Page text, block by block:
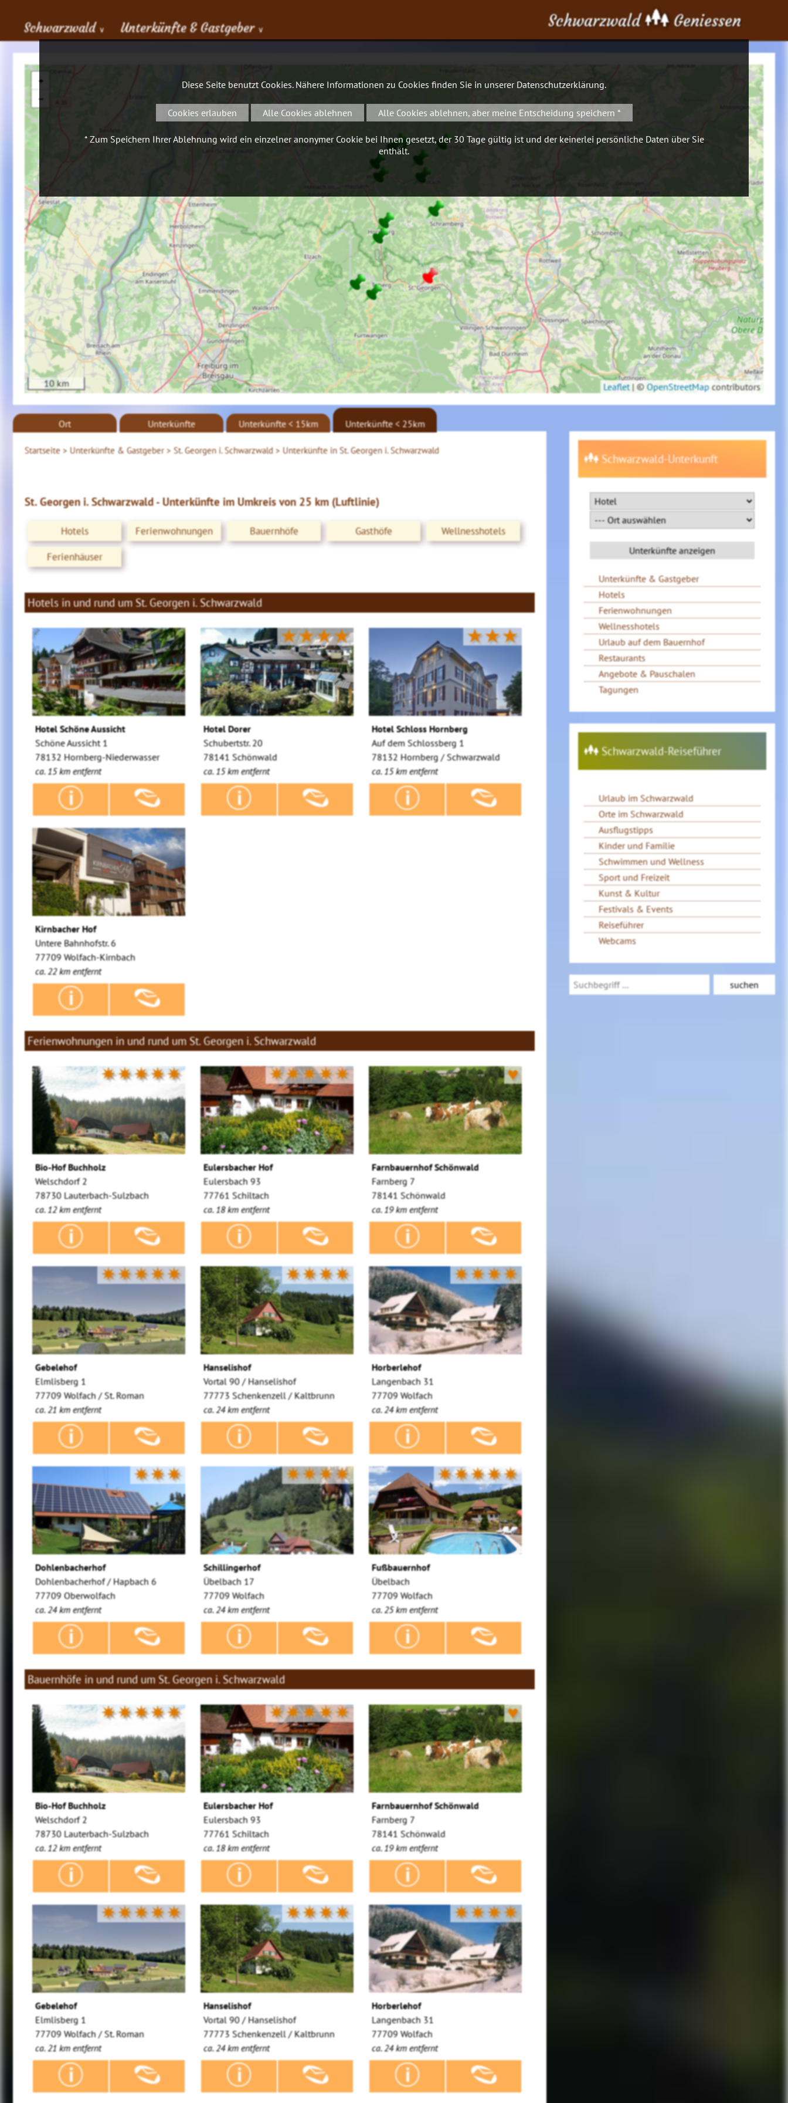
Schwarzwald ∨ Unterkünfte & Gastgeber ∨ Schwarzwald Geniessen
+
−
10 km Leaflet |©OpenStreetMapcontributors
Startseite > Unterkünfte & Gastgeber > St. Georgen i. Schwarzwald > Unterkünfte in St. Georgen i. Schwarzwald
Ort Unterkünfte Unterkünfte < 15km Unterkünfte < 25km
St. Georgen i. Schwarzwald - Unterkünfte im Umkreis von 25 km (Luftlinie)
Hotels Ferienwohnungen Bauernhöfe Gasthöfe
Wellnesshotels
Ferienhäuser
Hotels in und rund um St. Georgen i. Schwarzwald
Hotel Schöne Aussicht
Schöne Aussicht 1
78132 Hornberg-Niederwasser
ca. 15 km entfernt
★★★★
Hotel Dorer
Schubertstr. 20
78141 Schönwald
ca. 15 km entfernt
★★★
Hotel Schloss Hornberg
Auf dem Schlossberg 1
78132 Hornberg / Schwarzwald
ca. 15 km entfernt
Kirnbacher Hof
Untere Bahnhofstr. 6
77709 Wolfach-Kirnbach
ca. 22 km entfernt
Ferienwohnungen in und rund um St. Georgen i. Schwarzwald
✷✷✷✷✷
Bio-Hof Buchholz
Welschdorf 2
78730 Lauterbach-Sulzbach
ca. 12 km entfernt
✷✷✷✷✷
Eulersbacher Hof
Eulersbach 93
77761 Schiltach
ca. 18 km entfernt
♥
Farnbauernhof Schönwald
Farnberg 7
78141 Schönwald
ca. 19 km entfernt
✷✷✷✷✷
Gebelehof
Elmlisberg 1
77709 Wolfach / St. Roman
ca. 21 km entfernt
✷✷✷✷
Hanselishof
Vortal 90 / Hanselishof
77773 Schenkenzell / Kaltbrunn
ca. 24 km entfernt
✷✷✷✷
Horberlehof
Langenbach 31
77709 Wolfach
ca. 24 km entfernt
✷✷✷
Dohlenbacherhof
Dohlenbacherhof / Hapbach 6
77709 Oberwolfach
ca. 24 km entfernt
✷✷✷✷
Schillingerhof
Übelbach 17
77709 Wolfach
ca. 24 km entfernt
✷✷✷✷✷
Fußbauernhof
Übelbach
77709 Wolfach
ca. 25 km entfernt
Bauernhöfe in und rund um St. Georgen i. Schwarzwald
✷✷✷✷✷
Bio-Hof Buchholz
Welschdorf 2
78730 Lauterbach-Sulzbach
ca. 12 km entfernt
✷✷✷✷✷
Eulersbacher Hof
Eulersbach 93
77761 Schiltach
ca. 18 km entfernt
♥
Farnbauernhof Schönwald
Farnberg 7
78141 Schönwald
ca. 19 km entfernt
✷✷✷✷✷
Gebelehof
Elmlisberg 1
77709 Wolfach / St. Roman
ca. 21 km entfernt
✷✷✷✷
Hanselishof
Vortal 90 / Hanselishof
77773 Schenkenzell / Kaltbrunn
ca. 24 km entfernt
✷✷✷✷
Horberlehof
Langenbach 31
77709 Wolfach
ca. 24 km entfernt
Schwarzwald-Unterkunft
Unterkünfte & Gastgeber
Hotels
Ferienwohnungen
Wellnesshotels
Urlaub auf dem Bauernhof
Restaurants
Angebote & Pauschalen
Tagungen
Schwarzwald-Reiseführer
Urlaub im Schwarzwald
Orte im Schwarzwald
Ausflugstipps
Kinder und Familie
Schwimmen und Wellness
Sport und Freizeit
Kunst & Kultur
Festivals & Events
Reiseführer
Webcams
Diese Seite benutzt Cookies. Nähere Informationen zu Cookies finden Sie in unserer Datenschutzerklärung.
Cookies erlauben Alle Cookies ablehnen Alle Cookies ablehnen, aber meine Entscheidung speichern *
* Zum Speichern Ihrer Ablehnung wird ein einzelner anonymer Cookie bei Ihnen gesetzt, der 30 Tage gültig ist und der keinerlei persönliche Daten über Sie
enthält.